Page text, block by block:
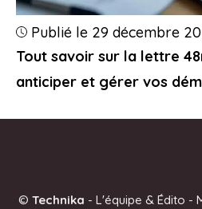
Tout savoir sur la lettre
anticiper et gérer vos
Publié le 29 décembre
© Technika - L'équipe & Édito -